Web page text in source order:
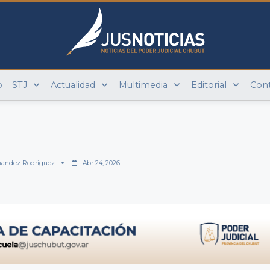
STJ Actualidad Multimedia Editorial
Rodriguez Abr 24, 2026